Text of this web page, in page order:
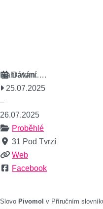
Nahrávání….
Datum:
25.07.2025
–
26.07.2025
Proběhlé
31 Pod Tvrzí
Web
Facebook
Slovo Pivomol v Příručním